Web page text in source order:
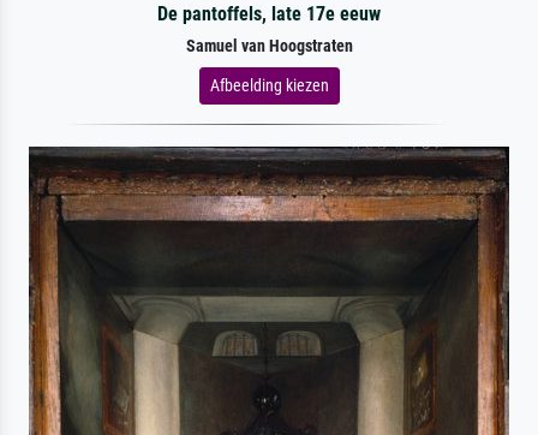
De pantoffels, late 17e eeuw
Samuel van Hoogstraten
Afbeelding kiezen